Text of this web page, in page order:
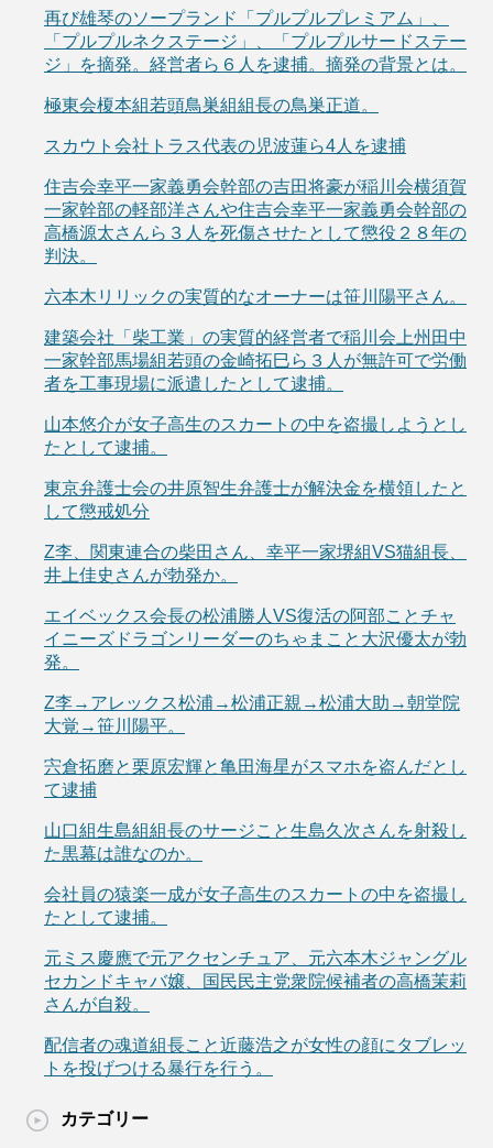
再び雄琴のソープランド「プルプルプレミアム」、
「プルプルネクステージ」、「プルプルサードステー
ジ」を摘発。経営者ら６人を逮捕。摘発の背景とは。
極東会榎本組若頭鳥巣組組長の鳥巣正道。
スカウト会社トラス代表の児波蓮ら4人を逮捕
住吉会幸平一家義勇会幹部の吉田将豪が稲川会横須賀
一家幹部の軽部洋さんや住吉会幸平一家義勇会幹部の
高橋源太さんら３人を死傷させたとして懲役２８年の
判決。
六本木リリックの実質的なオーナーは笹川陽平さん。
建築会社「柴工業」の実質的経営者で稲川会上州田中
一家幹部馬場組若頭の金崎拓巳ら３人が無許可で労働
者を工事現場に派遣したとして逮捕。
山本悠介が女子高生のスカートの中を盗撮しようとし
たとして逮捕。
東京弁護士会の井原智生弁護士が解決金を横領したと
して懲戒処分
Z李、関東連合の柴田さん、幸平一家堺組VS猫組長、
井上佳史さんが勃発か。
エイベックス会長の松浦勝人VS復活の阿部ことチャ
イニーズドラゴンリーダーのちゃまこと大沢優太が勃
発。
Z李→アレックス松浦→松浦正親→松浦大助→朝堂院
大覚→笹川陽平。
宍倉拓磨と栗原宏輝と亀田海星がスマホを盗んだとし
て逮捕
山口組生島組組長のサージこと生島久次さんを射殺し
た黒幕は誰なのか。
会社員の猿楽一成が女子高生のスカートの中を盗撮し
たとして逮捕。
元ミス慶應で元アクセンチュア、元六本木ジャングル
セカンドキャバ嬢、国民民主党衆院候補者の高橋茉莉
さんが自殺。
配信者の魂道組長こと近藤浩之が女性の顔にタブレッ
トを投げつける暴行を行う。
カテゴリー